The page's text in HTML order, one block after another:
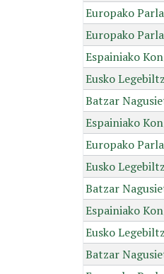
Europako
Europako
Espainiako
Eusko
Batzar
Espainiako
Europako
Eusko
Batzar
Espainiako
Eusko
Batzar